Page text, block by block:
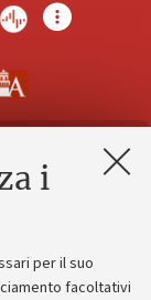
i
per il suo
facoltativi